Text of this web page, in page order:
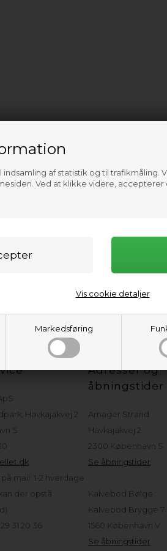
af statistik og til trafikmåling.
Ved at klikke videre, accepterer
Markedsføring
Vis cookie detaljer
Havkajakvej 2
S
mail: 1-2 hverdage
der opstå
31 20 36
Adresser og
åbningstider
Amager Strand
Havkajakvej 2
2300 København S
Se åbningstider
Kalvebod Bølge
Kalvebod Brygge 7
1560 København V
Se åbningstider